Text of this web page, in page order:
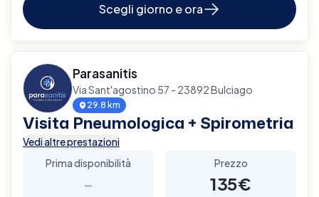
Scegli giorno e ora
Parasanitis
Via Sant'agostino 57 - 23892 Bulciago
29.8 km
Visita Pneumologica + Spirometria
Vedi altre prestazioni
Prima disponibilità
-
Prezzo
135€